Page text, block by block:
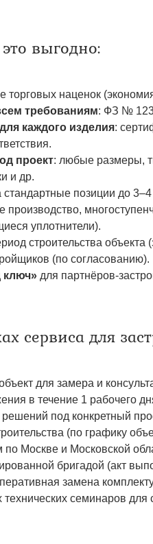
выгодно:
торговых наценок
требованиям: ФЗ №
каждого изделия:
проект: любые размеры,
и др.
стандартные позиции до
производство,
уплотнители).
строительства
(по согласованию).
ключ» для партнёров-
сервиса для
для замера и
в течение 1 рабочего
под конкретный
(по графику
Москве и Московской
бригадой (акт
замена
семинаров для